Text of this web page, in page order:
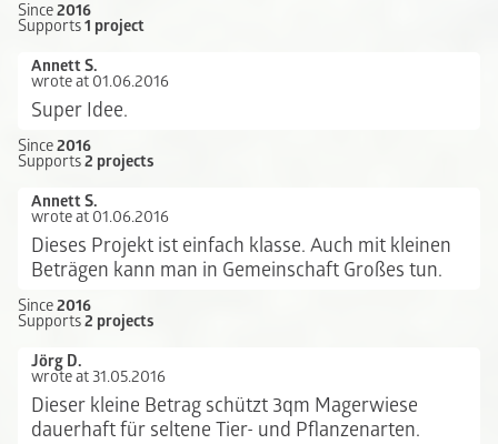
Since2016
Supports1 project
Annett S.
wrote at 01.06.2016
Super Idee.
Since2016
Supports2 projects
Annett S.
wrote at 01.06.2016
Dieses Projekt ist einfach klasse. Auch mit kleinen
Beträgen kann man in Gemeinschaft Großes tun.
Since2016
Supports2 projects
Jörg D.
wrote at 31.05.2016
Dieser kleine Betrag schützt 3qm Magerwiese
dauerhaft für seltene Tier- und Pflanzenarten.